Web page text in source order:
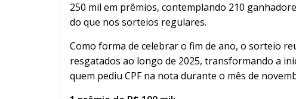
250 mil em prêmios, contemplando 210
do que nos sorteios regulares.
Como forma de celebrar o fim de ano, o sorteio
resgatados ao longo de 2025, transformando a
quem pediu CPF na nota durante o mês de